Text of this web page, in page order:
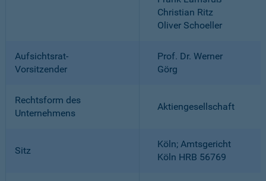
Christian Ritz
Oliver Schoeller
Aufsichtsrat-
Vorsitzender
Prof. Dr. Werner
Görg
Rechtsform des
Unternehmens
Aktiengesellschaft
Sitz
Köln; Amtsgericht
Köln HRB 56769